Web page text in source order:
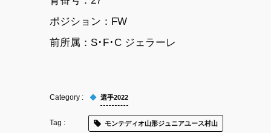
ポジション： FW
前所属： S･F･C ジェラーレ
選手2022
モンテディオ山形ジュニアユース村山